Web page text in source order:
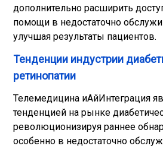
дополнительно расширить
помощи в недостаточно
улучшая результаты пациентов.
Тенденции индустрии
ретинопатии
Телемедицина иАйИнтеграция
тенденцией на рынке
революционизируя раннее
особенно в недостаточно